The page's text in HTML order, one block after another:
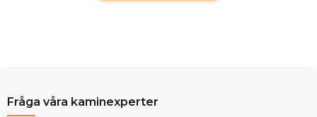
Fråga våra kaminexperter